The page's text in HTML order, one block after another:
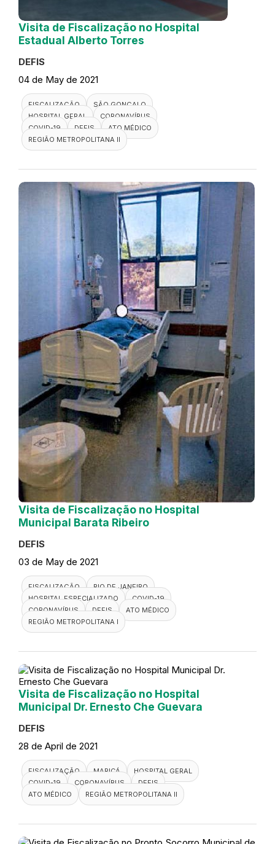
Visita de Fiscalização no Hospital
Estadual Alberto Torres
DEFIS
04 de May de 2021
FISCALIZAÇÃO
SÃO GONÇALO
HOSPITAL GERAL
CORONAVÍRUS
COVID-19
DEFIS
ATO MÉDICO
REGIÃO METROPOLITANA II
Visita de Fiscalização no Hospital
Municipal Barata Ribeiro
DEFIS
03 de May de 2021
FISCALIZAÇÃO
RIO DE JANEIRO
HOSPITAL ESPECIALIZADO
COVID-19
CORONAVÍRUS
DEFIS
ATO MÉDICO
REGIÃO METROPOLITANA I
Visita de Fiscalização no Hospital
Municipal Dr. Ernesto Che Guevara
DEFIS
28 de April de 2021
FISCALIZAÇÃO MARICÁ
HOSPITAL GERAL
COVID-19
CORONAVÍRUS
DEFIS
ATO MÉDICO
REGIÃO METROPOLITANA II